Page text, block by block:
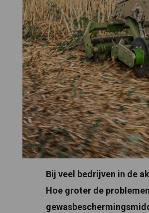
Bij veel bedrijven in de
Hoe groter de